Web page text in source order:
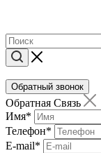
Обратный звонок
Обратная Связь
Имя*
Телефон*
E-mail*